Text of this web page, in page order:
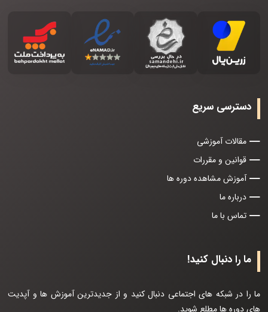
دسترسی سریع
مقالات آموزشی
قوانین و مقررات
آموزش مشاهده دوره ها
درباره ما
تماس با ما
ما را دنبال کنید!
ما را در شبکه های اجتماعی دنبال کنید و از جدیدترین آموزش ها و آپدیت
های دوره ها مطلع شوید.